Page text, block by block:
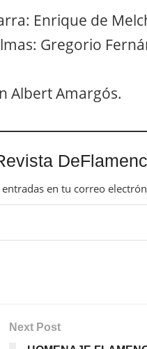
Enrique de
Gregorio
Albert Amargós.
en tu correo
Next Post